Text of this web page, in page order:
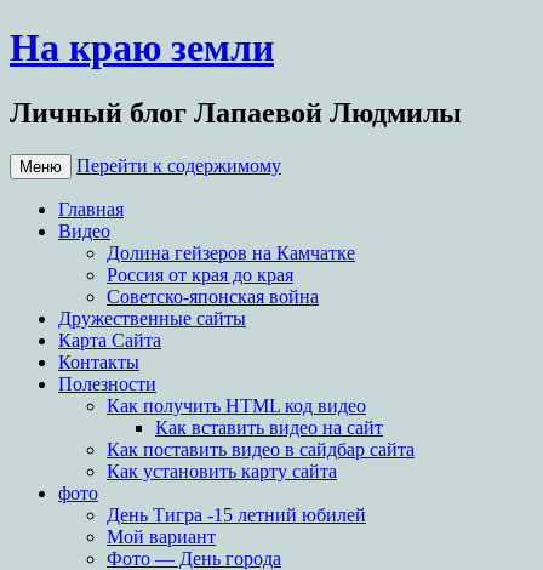
На краю земли
Личный блог Лапаевой Людмилы
Меню Перейти к содержимому
Главная
Видео
Долина гейзеров на Камчатке
Россия от края до края
Советско-японская война
Дружественные сайты
Карта Сайта
Контакты
Полезности
Как получить HTML код видео
Как вставить видео на сайт
Как поставить видео в сайдбар сайта
Как установить карту сайта
фото
День Тигра -15 летний юбилей
Мой вариант
Фото — День города